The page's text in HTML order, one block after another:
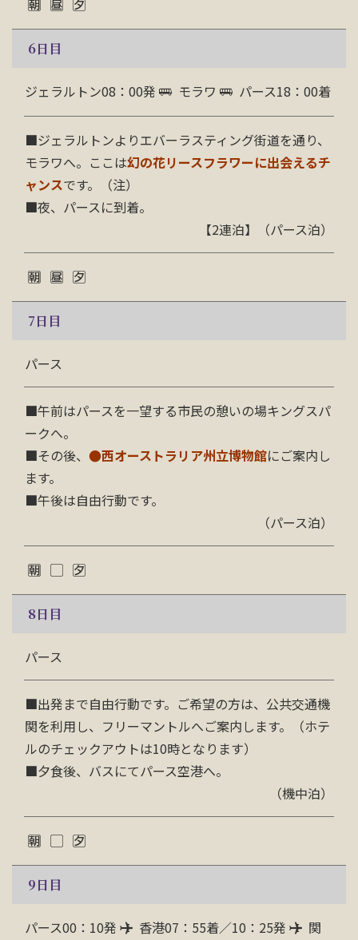
6日目
ジェラルトン08：00発 モラワ パース18：00着
■ジェラルトンよりエバーラスティング街道を通り、
モラワへ。ここは幻の花リースフラワーに出会えるチ
ャンスです。（注）
■夜、パースに到着。
【2連泊】（パース泊）
7日目
パース
■午前はパースを一望する市民の憩いの場キングスパ
ークへ。
■その後、 ●西オーストラリア州立博物館にご案内し
ます。
■午後は自由行動です。
（パース泊）
8日目
パース
■出発まで自由行動です。ご希望の方は、公共交通機
関を利用し、 フリーマントルへご案内します。（ホテ
ルのチェックアウトは10時となります）
■夕食後、バスにてパース空港へ。
（機中泊）
9日目
パース00：10発 香港07：55着／10：25発
関